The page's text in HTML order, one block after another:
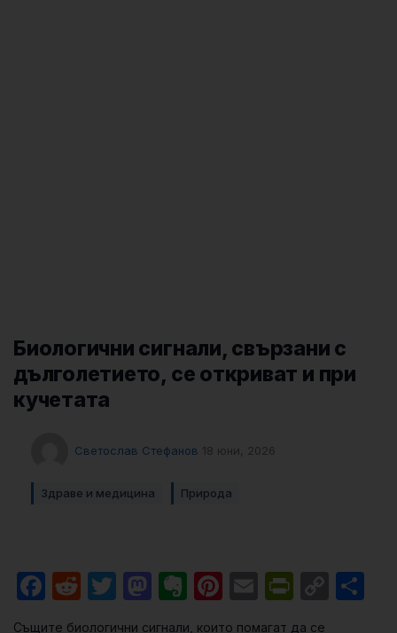
Биологични сигнали, свързани с
дълголетието, се откриват и при
кучетата
Светослав Стефанов 18 юни, 2026
Здраве и медицина Природа
Facebook
RedditTwitter
Mastodon
Evernote
Pinterest
Email
Същите биологични сигнали, които помагат да се